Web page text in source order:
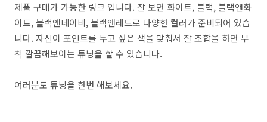
제품 구매가 가능한 링크 입니다. 잘 보면 화이트, 블랙, 블랙앤화
이트, 블랙앤네이비, 블랙앤레드로 다양한 컬러가 준비되어 있습
니다. 자신이 포인트를 두고 싶은 색을 맞춰서 잘 조합을 하면 무
척 깔끔해보이는 튜닝을 할 수 있습니다.
여러분도 튜닝을 한번 해보세요.